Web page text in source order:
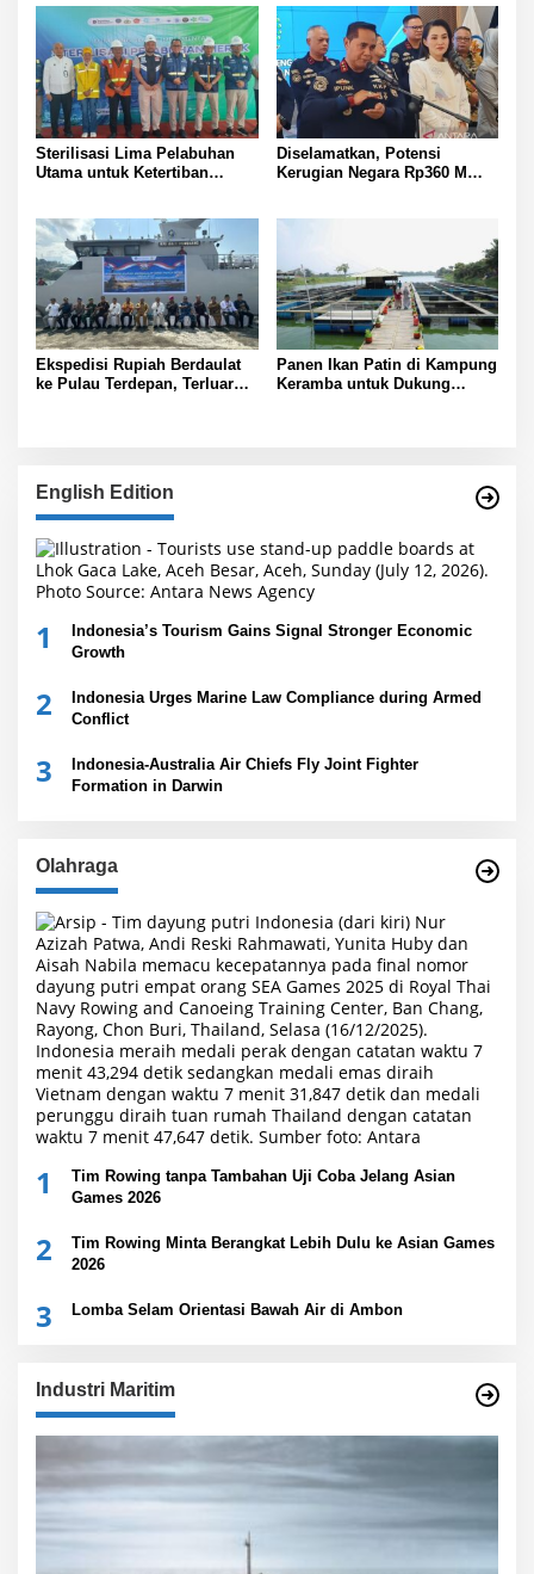
Sterilisasi Lima Pelabuhan
Utama untuk Ketertiban
Diselamatkan, Potensi
Kerugian Negara Rp360 M
Ekspedisi Rupiah Berdaulat
ke Pulau Terdepan, Terluar
Panen Ikan Patin di Kampung
Keramba untuk Dukung
English Edition
1
Indonesia’s Tourism Gains Signal Stronger Economic
Growth
2
Indonesia Urges Marine Law Compliance during Armed
Conflict
3
Indonesia-Australia Air Chiefs Fly Joint Fighter
Formation in Darwin
Olahraga
1
Tim Rowing tanpa Tambahan Uji Coba Jelang Asian
Games 2026
2
Tim Rowing Minta Berangkat Lebih Dulu ke Asian Games
2026
3 Lomba Selam Orientasi Bawah Air di Ambon
Industri Maritim